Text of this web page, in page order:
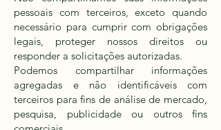
pessoais com terceiros, exceto quando
necessário para cumprir com obrigações
legais, proteger nossos direitos ou
responder a solicitações autorizadas.
Podemos compartilhar informações
agregadas e não identificáveis ​​com
terceiros para fins de análise de mercado,
pesquisa, publicidade ou outros fins